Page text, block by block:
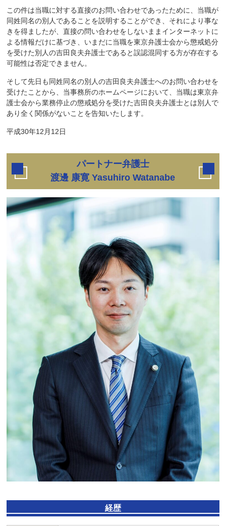
この件は当職に対する直接のお問い合わせであったために、当職が
同姓同名の別人であることを説明することができ、それにより事な
きを得ましたが、直接の問い合わせをしないままインターネットに
よる情報だけに基づき、いまだに当職を東京弁護士会から懲戒処分
を受けた別人の吉田良夫弁護士であると誤認混同する方が存在する
可能性は否定できません。
そして先日も同姓同名の別人の吉田良夫弁護士へのお問い合わせを
受けたことから、当事務所のホームページにおいて、当職は東京弁
護士会から業務停止の懲戒処分を受けた吉田良夫弁護士とは別人で
あり全く関係がないことを告知いたします。
平成30年12月12日
パートナー弁護士
渡邊 康寛 Yasuhiro Watanabe
経歴